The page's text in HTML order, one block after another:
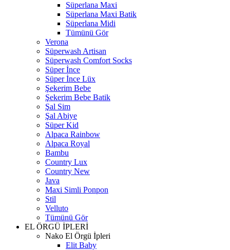
Süperlana Maxi
Süperlana Maxi Batik
Süperlana Midi
Tümünü Gör
Verona
Süperwash Artisan
Süperwash Comfort Socks
Süper İnce
Süper İnce Lüx
Şekerim Bebe
Şekerim Bebe Batik
Şal Sim
Şal Abiye
Süper Kid
Alpaca Rainbow
Alpaca Royal
Bambu
Country Lux
Country New
Java
Maxi Simli Ponpon
Stil
Velluto
Tümünü Gör
EL ÖRGÜ İPLERİ
Nako El Örgü İpleri
Elit Baby